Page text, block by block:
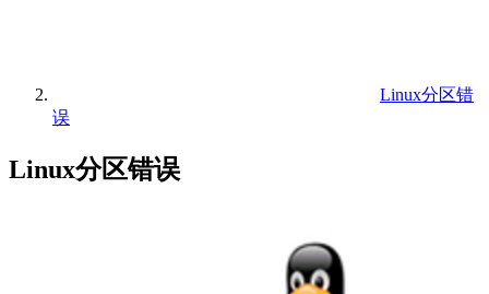
Linux分区错
误
Linux分区错误